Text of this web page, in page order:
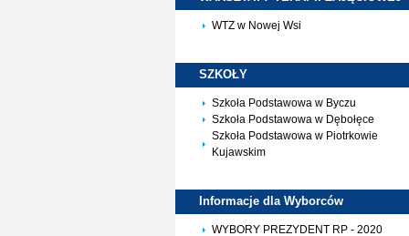
WTZ w Nowej Wsi
SZKOŁY
Szkoła Podstawowa w Byczu
Szkoła Podstawowa w Dębołęce
Szkoła Podstawowa w Piotrkowie
Kujawskim
Informacje dla Wyborców
WYBORY PREZYDENT RP - 2020